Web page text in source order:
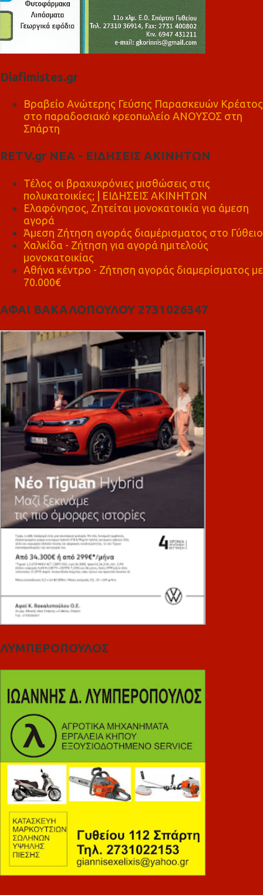
Diafimistes.gr
Βραβείο Ανώτερης Γεύσης Παρασκευών Κρέατος
στο παραδοσιακό κρεοπωλείο ΑΝΟΥΣΟΣ στη
Σπάρτη
RETV.gr ΝΕΑ - ΕΙΔΗΣΕΙΣ ΑΚΙΝΗΤΩΝ
Τέλος οι βραχυχρόνιες μισθώσεις στις
πολυκατοικίες; | ΕΙΔΗΣΕΙΣ ΑΚΙΝΗΤΩΝ
Ελαφόνησος, Ζητείται μονοκατοικία για άμεση
αγορά
Άμεση Ζήτηση αγοράς διαμέρισματος στο Γύθειο
Χαλκίδα - Ζήτηση για αγορά ημιτελούς
μονοκατοικίας
Αθήνα κέντρο - Ζήτηση αγοράς διαμερίσματος με
70.000€
ΑΦΑΙ ΒΑΚΑΛΟΠΟΥΛΟΥ 2731026347
ΛΥΜΠΕΡΟΠΟΥΛΟΣ